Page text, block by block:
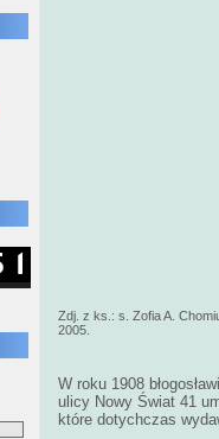
Zdj. z ks.: s. Zofia A.
2005.
W roku 1908
ulicy Nowy Świat 41
które dotychczas